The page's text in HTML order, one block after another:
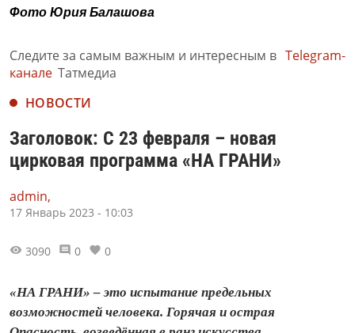
Фото Юрия Балашова
Следите за самым важным и интересным в Telegram-
канале Татмедиа
НОВОСТИ
Заголовок: С 23 февраля – новая
цирковая программа «НА ГРАНИ»
admin,
17 Январь 2023 - 10:03
3090 0 0
«НА ГРАНИ» – это испытание предельных
возможностей человека. Горячая и острая